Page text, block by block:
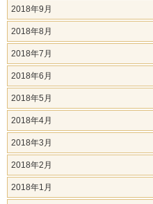
2018年9月
2018年8月
2018年7月
2018年6月
2018年5月
2018年4月
2018年3月
2018年2月
2018年1月